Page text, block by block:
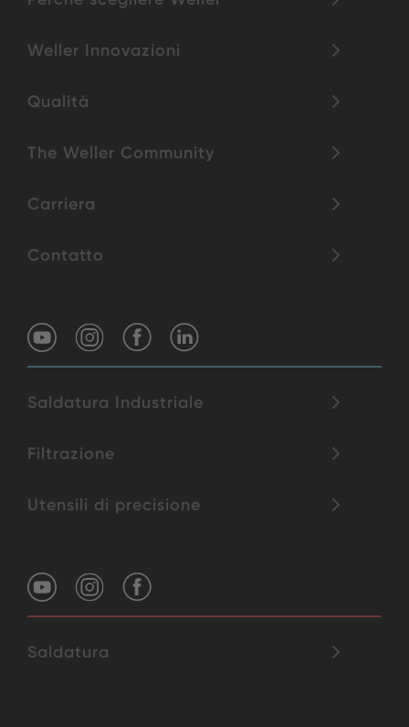
Weller Innovazioni
Qualità
The Weller Community
Carriera
Contatto
Saldatura Industriale
Filtrazione
Utensili di precisione
Saldatura